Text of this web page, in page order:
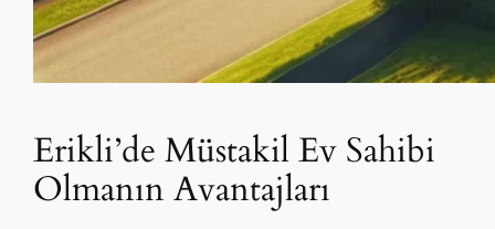
Erikli’de Müstakil Ev Sahibi
Olmanın Avantajları